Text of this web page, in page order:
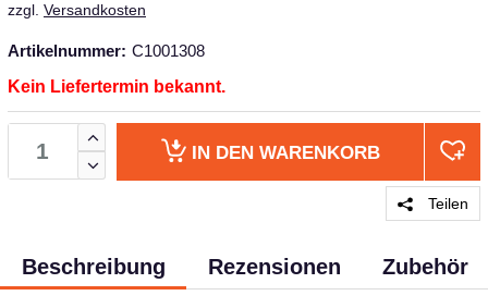
zzgl. Versandkosten
Artikelnummer: C1001308
Kein Liefertermin bekannt.
IN DEN WARENKORB
Teilen
Beschreibung Rezensionen Zubehör